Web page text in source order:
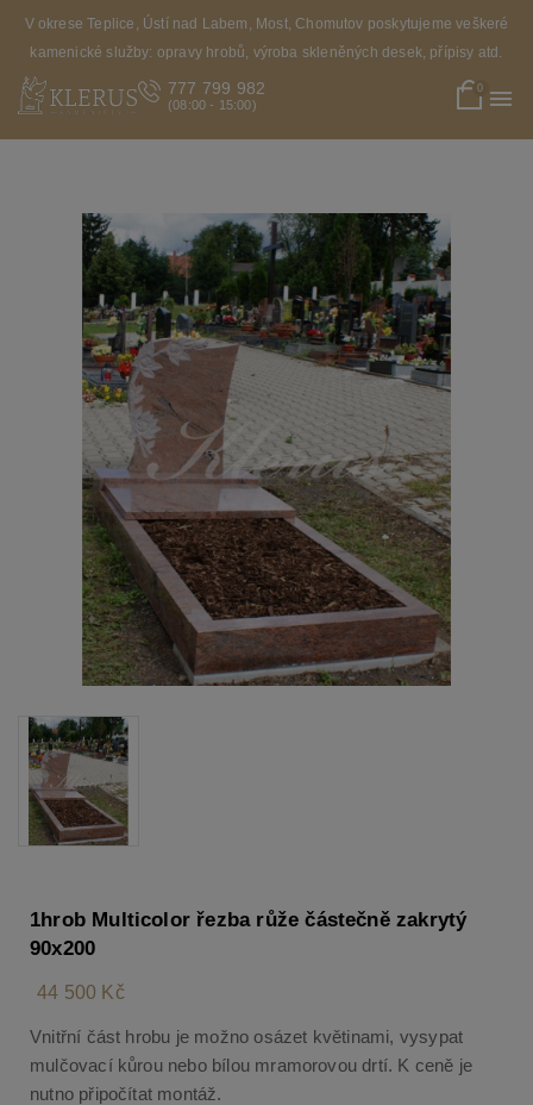
V okrese Teplice, Ústí nad Labem, Most, Chomutov poskytujeme veškeré
kamenické služby: opravy hrobů, výroba skleněných desek, přípisy atd.
777 799 982
(08:00 - 15:00)
0 
1hrob Multicolor řezba růže částečně zakrytý
90x200
44 500 Kč
Vnitřní část hrobu je možno osázet květinami, vysypat
mulčovací kůrou nebo bílou mramorovou drtí. K ceně je
nutno připočítat montáž.